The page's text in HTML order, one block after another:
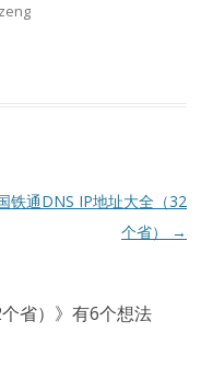
铁通DNS IP地址大全（32
个省）
→
省） 》有6个想法